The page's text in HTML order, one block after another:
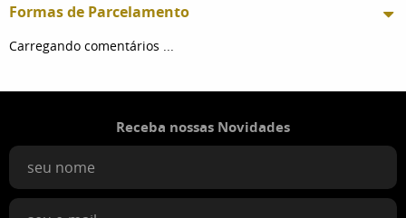
Formas de Parcelamento
Carregando comentários ...
Receba nossas Novidades